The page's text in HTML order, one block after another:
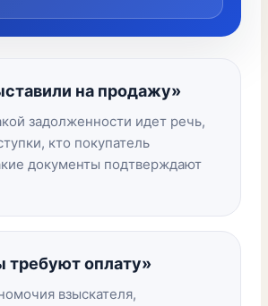
на продажу»
задолженности идет речь,
кто покупатель
документы подтверждают
требуют оплату»
взыскателя,